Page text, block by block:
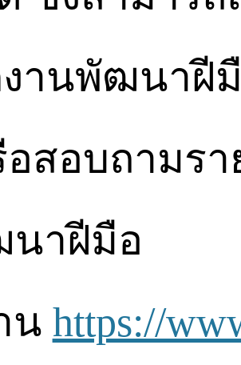
านพัฒนาฝี
สอบถามร
าฝีมือ
น https://